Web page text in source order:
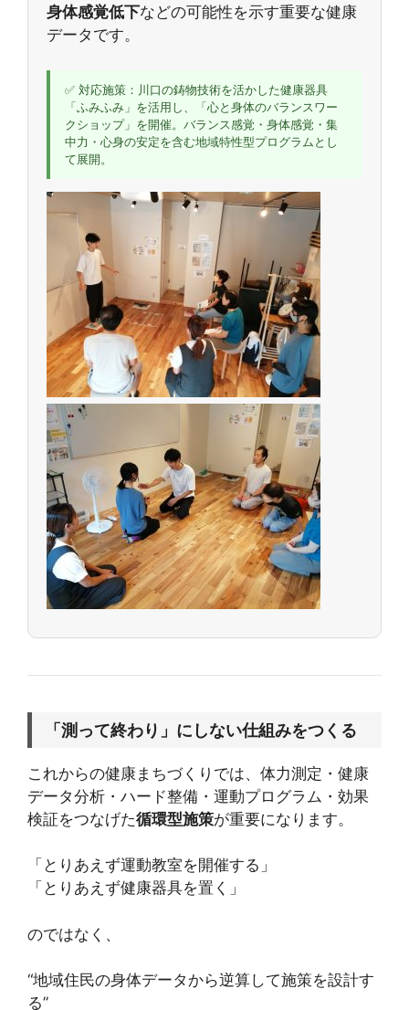
身体感覚低下などの可能性を示す重要な健康
データです。
✅ 対応施策：川口の鋳物技術を活かした健康器具
「ふみふみ」を活用し、「心と身体のバランスワー
クショップ」を開催。バランス感覚・身体感覚・集
中力・心身の安定を含む地域特性型プログラムとし
て展開。
「測って終わり」にしない仕組みをつくる
これからの健康まちづくりでは、体力測定・健康
データ分析・ハード整備・運動プログラム・効果
検証をつなげた循環型施策が重要になります。
「とりあえず運動教室を開催する」
「とりあえず健康器具を置く」
のではなく、
“地域住民の身体データから逆算して施策を設計す
る”